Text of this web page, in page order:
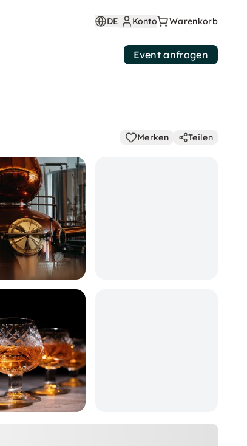
DE Konto Warenkorb
Event anfragen
Merken Teilen